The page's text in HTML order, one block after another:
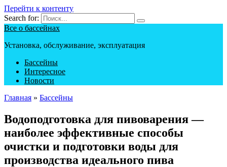
Перейти к контенту
Search for:
Все о бассейнах
Установка, обслуживание, эксплуатация
Бассейны
Интересное
Новости
Главная » Бассейны
Водоподготовка для пивоварения —
наиболее эффективные способы
очистки и подготовки воды для
производства идеального пива